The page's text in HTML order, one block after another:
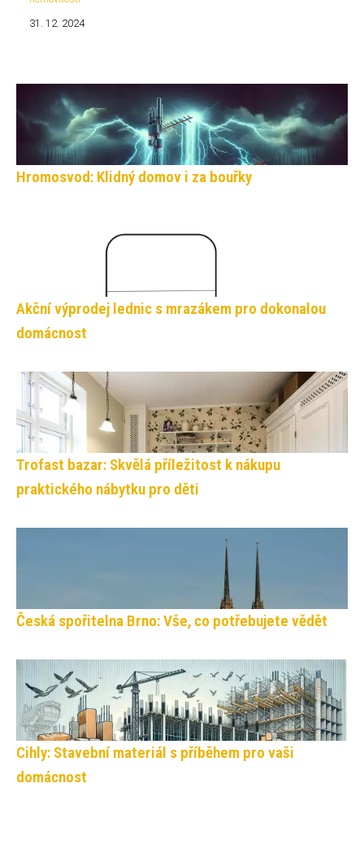
31. 12. 2024
Hromosvod: Klidný domov i za bouřky
Akční výprodej lednic s mrazákem pro dokonalou
domácnost
Trofast bazar: Skvělá příležitost k nákupu
praktického nábytku pro děti
Česká spořitelna Brno: Vše, co potřebujete vědět
Cihly: Stavební materiál s příběhem pro vaši
domácnost